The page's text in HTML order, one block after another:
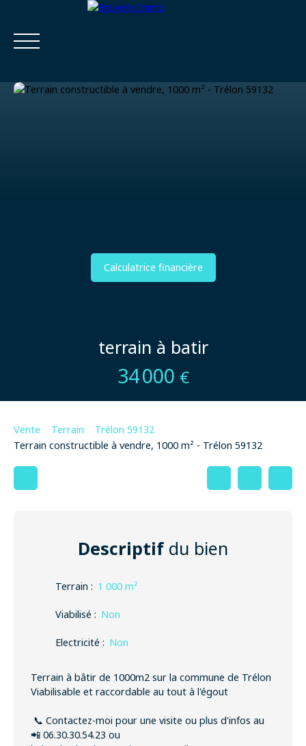
n
financière
Calculatrice financière
terrain à batir
34 000 €
Vente Terrain
Trélon 59132
Terrain constructible à vendre, 1000 m² - Trélon 59132
Descriptifdu bien
Terrain : 1 000 m²
Viabilisé : Non
Electricité : Non
Terrain à bâtir de 1000m2 sur la commune de Trélon
Viabilisable et raccordable au tout à l'égout
📞 Contactez-moi pour une visite ou plus d'infos au
📲 06.30.30.54.23 ou